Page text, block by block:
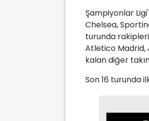
Şampiyonlar
Chelsea,
turunda
Atletico Madrid,
kalan diğer
Son 16 turunda